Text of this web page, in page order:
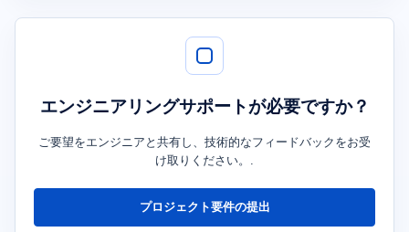
エンジニアリングサポートが必要ですか？
ご要望をエンジニアと共有し、技術的なフィードバックをお受
け取りください。.
プロジェクト要件の提出